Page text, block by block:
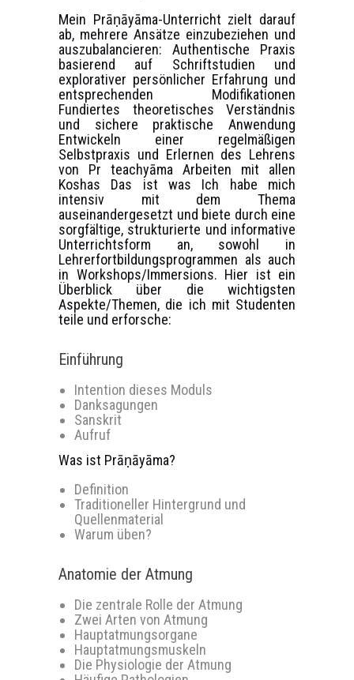
Mein Prāṇāyāma-Unterricht zielt darauf
ab, mehrere Ansätze einzubeziehen und
auszubalancieren: Authentische Praxis
basierend auf Schriftstudien und
explorativer persönlicher Erfahrung und
entsprechenden Modifikationen
Fundiertes theoretisches Verständnis
und sichere praktische Anwendung
Entwickeln einer regelmäßigen
Selbstpraxis und Erlernen des Lehrens
von Pr teachyāma Arbeiten mit allen
Koshas Das ist was Ich habe mich
intensiv mit dem Thema
auseinandergesetzt und biete durch eine
sorgfältige, strukturierte und informative
Unterrichtsform an, sowohl in
Lehrerfortbildungsprogrammen als auch
in Workshops/Immersions. Hier ist ein
Überblick über die wichtigsten
Aspekte/Themen, die ich mit Studenten
teile und erforsche:
Einführung
Intention dieses Moduls
Danksagungen
Sanskrit
Aufruf
Was ist Prāṇāyāma?
Definition
Traditioneller Hintergrund und
Quellenmaterial
Warum üben?
Anatomie der Atmung
Die zentrale Rolle der Atmung
Zwei Arten von Atmung
Hauptatmungsorgane
Hauptatmungsmuskeln
Die Physiologie der Atmung